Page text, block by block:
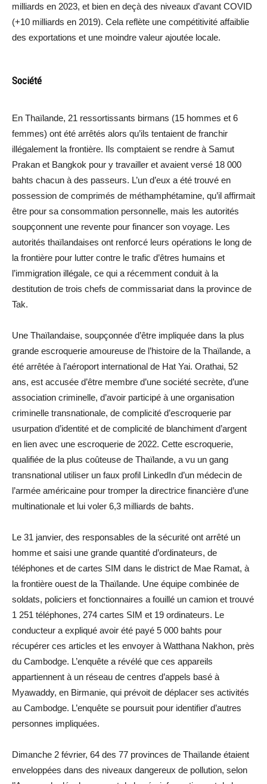
milliards en 2023, et bien en deçà des niveaux d’avant COVID
(+10 milliards en 2019). Cela reflète une compétitivité affaiblie
des exportations et une moindre valeur ajoutée locale.
Société
En Thaïlande, 21 ressortissants birmans (15 hommes et 6
femmes) ont été arrêtés alors qu’ils tentaient de franchir
illégalement la frontière. Ils comptaient se rendre à Samut
Prakan et Bangkok pour y travailler et avaient versé 18 000
bahts chacun à des passeurs. L’un d’eux a été trouvé en
possession de comprimés de méthamphétamine, qu’il affirmait
être pour sa consommation personnelle, mais les autorités
soupçonnent une revente pour financer son voyage. Les
autorités thaïlandaises ont renforcé leurs opérations le long de
la frontière pour lutter contre le trafic d’êtres humains et
l’immigration illégale, ce qui a récemment conduit à la
destitution de trois chefs de commissariat dans la province de
Tak.
Une Thaïlandaise, soupçonnée d’être impliquée dans la plus
grande escroquerie amoureuse de l’histoire de la Thaïlande, a
été arrêtée à l’aéroport international de Hat Yai. Orathai, 52
ans, est accusée d’être membre d’une société secrète, d’une
association criminelle, d’avoir participé à une organisation
criminelle transnationale, de complicité d’escroquerie par
usurpation d’identité et de complicité de blanchiment d’argent
en lien avec une escroquerie de 2022. Cette escroquerie,
qualifiée de la plus coûteuse de Thaïlande, a vu un gang
transnational utiliser un faux profil LinkedIn d’un médecin de
l’armée américaine pour tromper la directrice financière d’une
multinationale et lui voler 6,3 milliards de bahts.
Le 31 janvier, des responsables de la sécurité ont arrêté un
homme et saisi une grande quantité d’ordinateurs, de
téléphones et de cartes SIM dans le district de Mae Ramat, à
la frontière ouest de la Thaïlande. Une équipe combinée de
soldats, policiers et fonctionnaires a fouillé un camion et trouvé
1 251 téléphones, 274 cartes SIM et 19 ordinateurs. Le
conducteur a expliqué avoir été payé 5 000 bahts pour
récupérer ces articles et les envoyer à Watthana Nakhon, près
du Cambodge. L’enquête a révélé que ces appareils
appartiennent à un réseau de centres d’appels basé à
Myawaddy, en Birmanie, qui prévoit de déplacer ses activités
au Cambodge. L’enquête se poursuit pour identifier d’autres
personnes impliquées.
Dimanche 2 février, 64 des 77 provinces de Thaïlande étaient
enveloppées dans des niveaux dangereux de pollution, selon